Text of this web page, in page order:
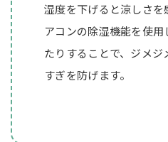
湿度を下げると涼しさ
アコンの除湿機能を使
たりすることで、ジメ
すぎを防げます。